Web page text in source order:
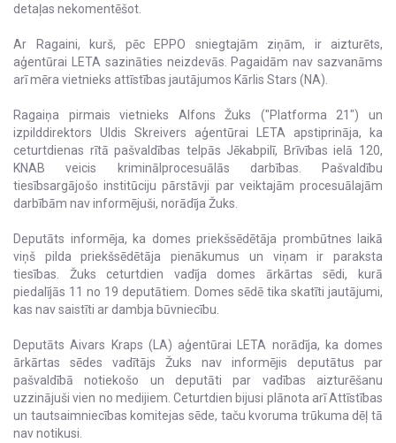
detaļas nekomentēšot.
Ar Ragaini, kurš, pēc EPPO sniegtajām ziņām, ir aizturēts,
aģentūrai LETA sazināties neizdevās. Pagaidām nav sazvanāms
arī mēra vietnieks attīstības jautājumos Kārlis Stars (NA).
Ragaiņa pirmais vietnieks Alfons Žuks ("Platforma 21") un
izpilddirektors Uldis Skreivers aģentūrai LETA apstiprināja, ka
ceturtdienas rītā pašvaldības telpās Jēkabpilī, Brīvības ielā 120,
KNAB veicis kriminālprocesuālās darbības. Pašvaldību
tiesībsargājošo institūciju pārstāvji par veiktajām procesuālajām
darbībām nav informējuši, norādīja Žuks.
Deputāts informēja, ka domes priekšsēdētāja prombūtnes laikā
viņš pilda priekšsēdētāja pienākumus un viņam ir paraksta
tiesības. Žuks ceturtdien vadīja domes ārkārtas sēdi, kurā
piedalījās 11 no 19 deputātiem. Domes sēdē tika skatīti jautājumi,
kas nav saistīti ar dambja būvniecību.
Deputāts Aivars Kraps (LA) aģentūrai LETA norādīja, ka domes
ārkārtas sēdes vadītājs Žuks nav informējis deputātus par
pašvaldībā notiekošo un deputāti par vadības aizturēšanu
uzzinājuši vien no medijiem. Ceturtdien bijusi plānota arī Attīstības
un tautsaimniecības komitejas sēde, taču kvoruma trūkuma dēļ tā
nav notikusi.